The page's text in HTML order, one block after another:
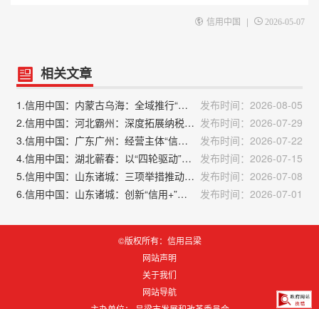
信用中国 | 2026-05-07
相关文章
1.信用中国：内蒙古乌海：全域推行“信用代证”改革赋能政务服务提质增效
发布时间：2026-08-05
2.信用中国：河北霸州：深度拓展纳税信用变现渠道 发布时间：2026-07-29
3.信用中国：广东广州：经营主体“信用名片”上线试运行
发布时间：2026-07-22
4.信用中国：湖北蕲春：以“四轮驱动”信用激励体系点燃蕲艾产业发展新引擎
发布时间：2026-07-15
5.信用中国：山东诸城：三项举措推动信用赋能营商环境优化 发布时间：2026-07-08
6.信用中国：山东诸城：创新“信用+”模式激活县域经济发展新动能
发布时间：2026-07-01
©版权所有：信用吕梁
网站声明
关于我们
网站导航